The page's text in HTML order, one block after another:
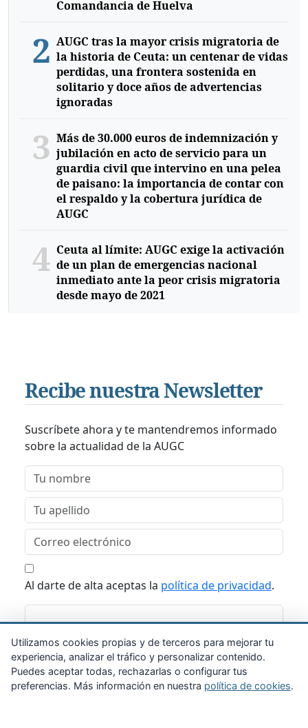
Comandancia de Huelva
2 AUGC tras la mayor crisis migratoria de
la historia de Ceuta: un centenar de vidas
perdidas, una frontera sostenida en
solitario y doce años de advertencias
ignoradas
3 Más de 30.000 euros de indemnización y
jubilación en acto de servicio para un
guardia civil que intervino en una pelea
de paisano: la importancia de contar con
el respaldo y la cobertura jurídica de
AUGC
4 Ceuta al límite: AUGC exige la activación
de un plan de emergencias nacional
inmediato ante la peor crisis migratoria
desde mayo de 2021
Recibe nuestra Newsletter
Suscríbete ahora y te mantendremos informado
sobre la actualidad de la AUGC
Al darte de alta aceptas la política de privacidad.
Suscribirme
Utilizamos cookies propias y de terceros para mejorar tu
experiencia, analizar el tráfico y personalizar contenido.
Puedes aceptar todas, rechazarlas o configurar tus
preferencias. Más información en nuestra política de cookies.